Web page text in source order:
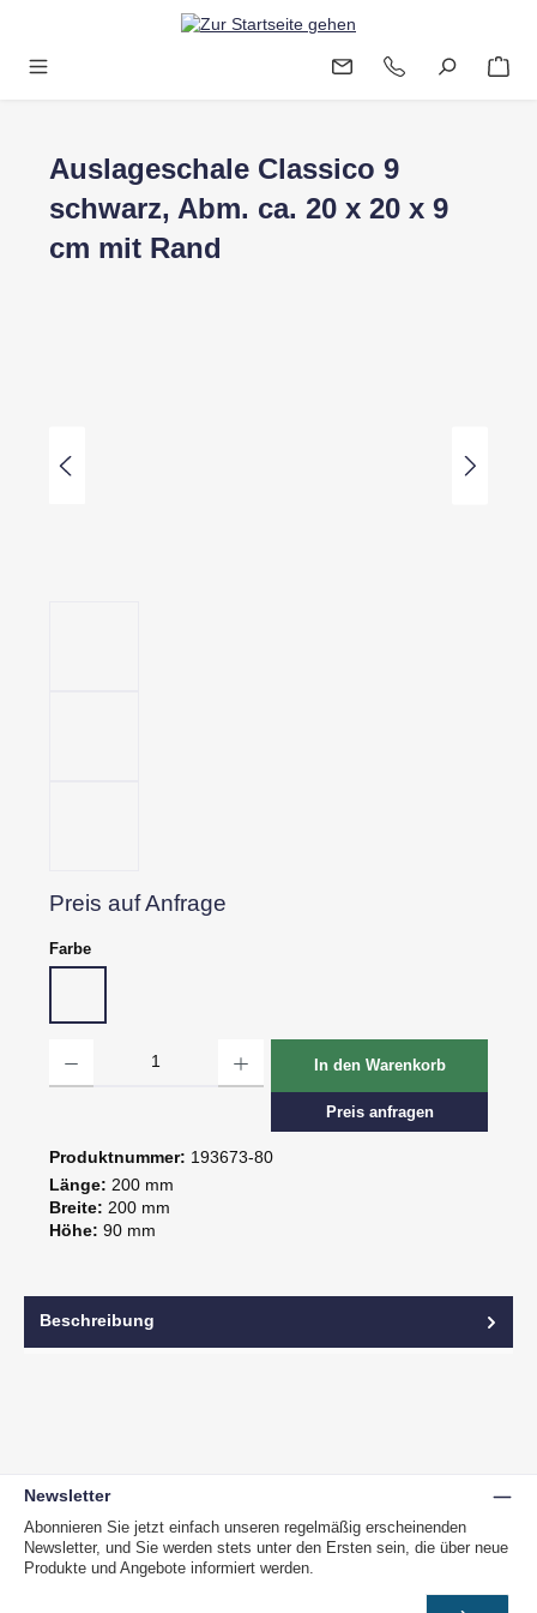
Zum Hauptinhalt springen
Auslageschale Classico 9
schwarz, Abm. ca. 20 x 20 x 9
cm mit Rand
Preis auf Anfrage
Farbeauswählen
In den Warenkorb
Preis anfragen
Produktnummer: 193673-80
Länge: 200 mm
Breite: 200 mm
Höhe: 90 mm
Beschreibung
Newsletter
Abonnieren Sie jetzt einfach unseren regelmäßig erscheinenden
Newsletter, und Sie werden stets unter den Ersten sein, die über neue
Produkte und Angebote informiert werden.